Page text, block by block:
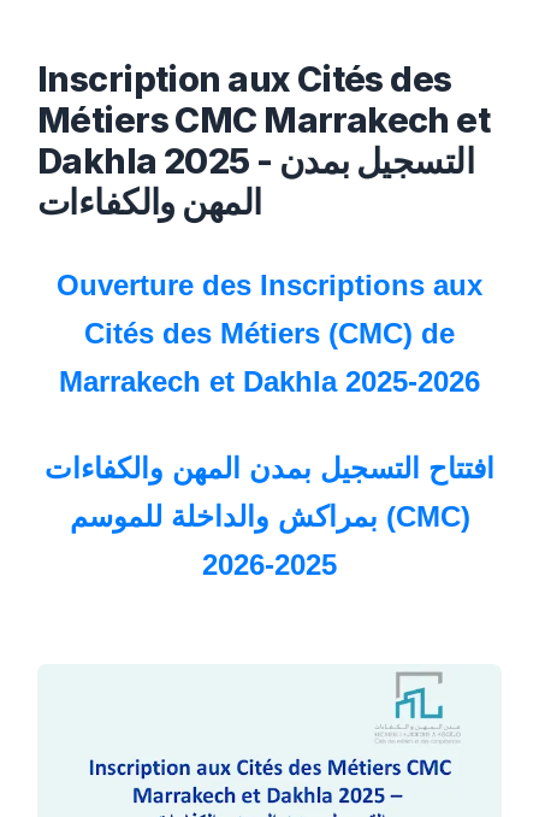
Inscription aux Cités des
Métiers CMC Marrakech et
Dakhla 2025 - التسجيل بمدن
المهن والكفاءات
Ouverture des Inscriptions aux
Cités des Métiers (CMC) de
Marrakech et Dakhla 2025-2026
افتتاح التسجيل بمدن المهن والكفاءات
(CMC) بمراكش والداخلة للموسم
2025-2026